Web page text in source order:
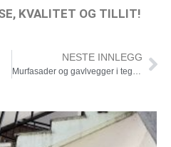
KVALITET OG TILLIT!
NESTE INNLEGG
Murfasader og gavlvegger i teglstein